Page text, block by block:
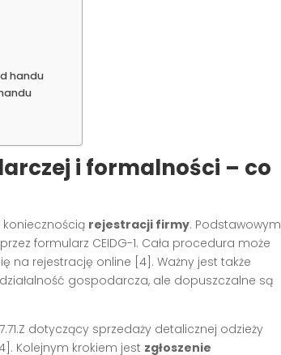
handu
i formalności – co
koniecznością rejestracji firmy. Podstawowym
formularz CEIDG-1. Cała procedura może
na rejestrację online [4]. Ważny jest także
gospodarcza, ale dopuszczalne są
dotyczący sprzedaży detalicznej odzieży
Kolejnym krokiem jest zgłoszenie